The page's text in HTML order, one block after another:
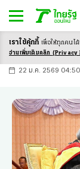
-ก ก ก+
22 ม.ค. 2569
เราใช้คุ้กกี้ เพื่อให้ทุกคนไ
อ่านเพิ่มเติมคลิก (Privacy